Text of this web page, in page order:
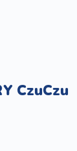
CzuCzu